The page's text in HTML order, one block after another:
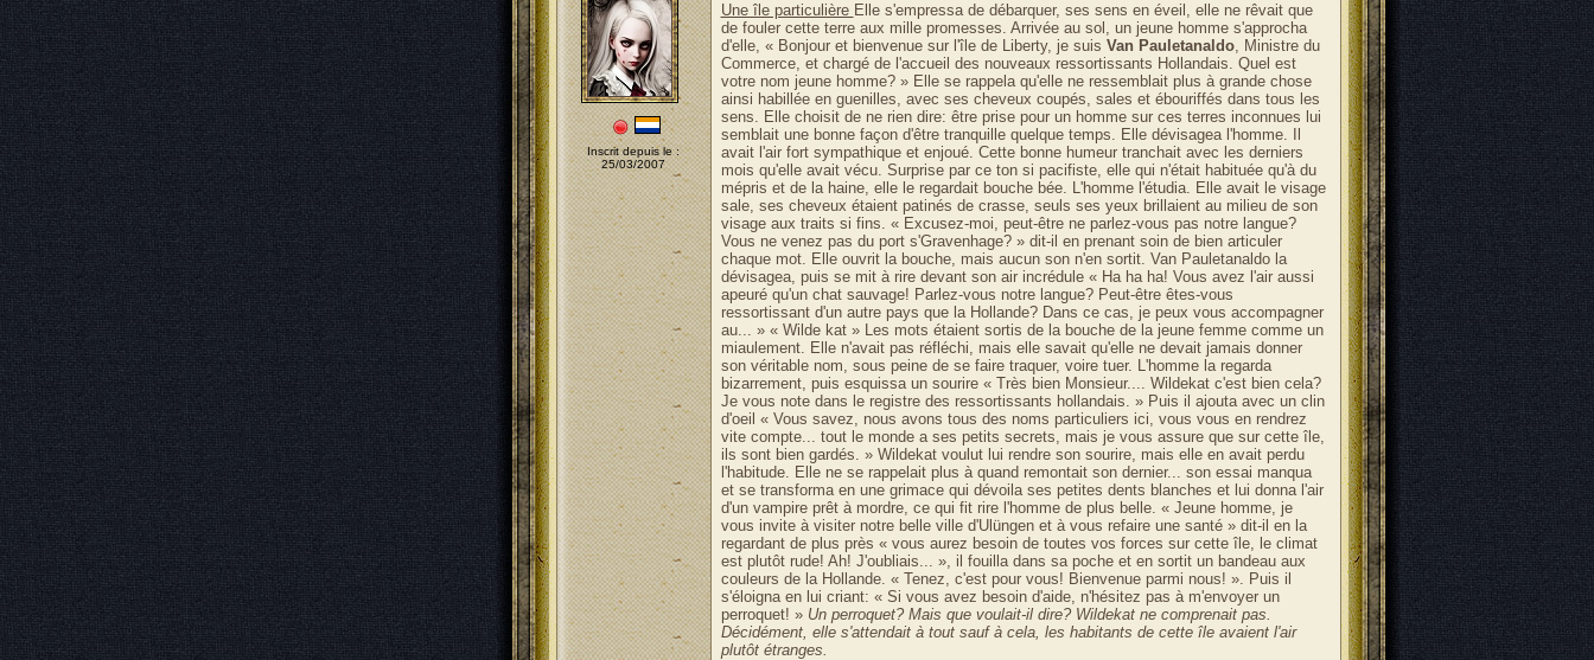
Inscrit depuis le :
25/03/2007
Une île particulière Elle s'empressa de débarquer, ses sens en éveil, elle ne rêvait que
de fouler cette terre aux mille promesses. Arrivée au sol, un jeune homme s'approcha
d'elle, « Bonjour et bienvenue sur l'île de Liberty, je suis Van Pauletanaldo, Ministre du
Commerce, et chargé de l'accueil des nouveaux ressortissants Hollandais. Quel est
votre nom jeune homme? » Elle se rappela qu'elle ne ressemblait plus à grande chose
ainsi habillée en guenilles, avec ses cheveux coupés, sales et ébouriffés dans tous les
sens. Elle choisit de ne rien dire: être prise pour un homme sur ces terres inconnues lui
semblait une bonne façon d'être tranquille quelque temps. Elle dévisagea l'homme. Il
avait l'air fort sympathique et enjoué. Cette bonne humeur tranchait avec les derniers
mois qu'elle avait vécu. Surprise par ce ton si pacifiste, elle qui n'était habituée qu'à du
mépris et de la haine, elle le regardait bouche bée. L'homme l'étudia. Elle avait le visage
sale, ses cheveux étaient patinés de crasse, seuls ses yeux brillaient au milieu de son
visage aux traits si fins. « Excusez-moi, peut-être ne parlez-vous pas notre langue?
Vous ne venez pas du port s'Gravenhage? » dit-il en prenant soin de bien articuler
chaque mot. Elle ouvrit la bouche, mais aucun son n'en sortit. Van Pauletanaldo la
dévisagea, puis se mit à rire devant son air incrédule « Ha ha ha! Vous avez l'air aussi
apeuré qu'un chat sauvage! Parlez-vous notre langue? Peut-être êtes-vous
ressortissant d'un autre pays que la Hollande? Dans ce cas, je peux vous accompagner
au... » « Wilde kat » Les mots étaient sortis de la bouche de la jeune femme comme un
miaulement. Elle n'avait pas réfléchi, mais elle savait qu'elle ne devait jamais donner
son véritable nom, sous peine de se faire traquer, voire tuer. L'homme la regarda
bizarrement, puis esquissa un sourire « Très bien Monsieur.... Wildekat c'est bien cela?
Je vous note dans le registre des ressortissants hollandais. » Puis il ajouta avec un clin
d'oeil « Vous savez, nous avons tous des noms particuliers ici, vous vous en rendrez
vite compte... tout le monde a ses petits secrets, mais je vous assure que sur cette île,
ils sont bien gardés. » Wildekat voulut lui rendre son sourire, mais elle en avait perdu
l'habitude. Elle ne se rappelait plus à quand remontait son dernier... son essai manqua
et se transforma en une grimace qui dévoila ses petites dents blanches et lui donna l'air
d'un vampire prêt à mordre, ce qui fit rire l'homme de plus belle. « Jeune homme, je
vous invite à visiter notre belle ville d'Ulüngen et à vous refaire une santé » dit-il en la
regardant de plus près « vous aurez besoin de toutes vos forces sur cette île, le climat
est plutôt rude! Ah! J'oubliais... », il fouilla dans sa poche et en sortit un bandeau aux
couleurs de la Hollande. « Tenez, c'est pour vous! Bienvenue parmi nous! ». Puis il
s'éloigna en lui criant: « Si vous avez besoin d'aide, n'hésitez pas à m'envoyer un
perroquet! » Un perroquet? Mais que voulait-il dire? Wildekat ne comprenait pas.
Décidément, elle s'attendait à tout sauf à cela, les habitants de cette île avaient l'air
plutôt étranges.